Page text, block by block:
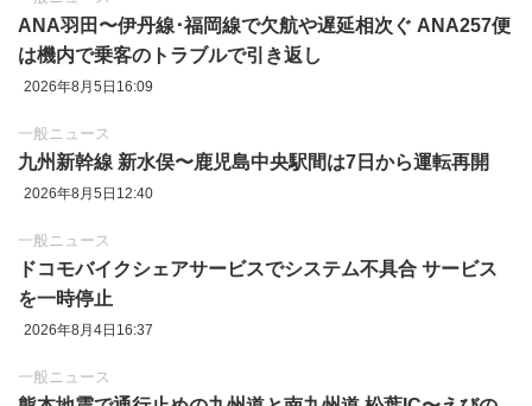
ANA羽田〜伊丹線･福岡線で欠航や遅延相次ぐ ANA257便
は機内で乗客のトラブルで引き返し
2026年8月5日16:09
一般ニュース
九州新幹線 新水俣〜鹿児島中央駅間は7日から運転再開
2026年8月5日12:40
一般ニュース
ドコモバイクシェアサービスでシステム不具合 サービス
を一時停止
2026年8月4日16:37
一般ニュース